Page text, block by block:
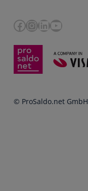
Facebook InstagramLinkedIn YouTube
© ProSaldo.net GmbH